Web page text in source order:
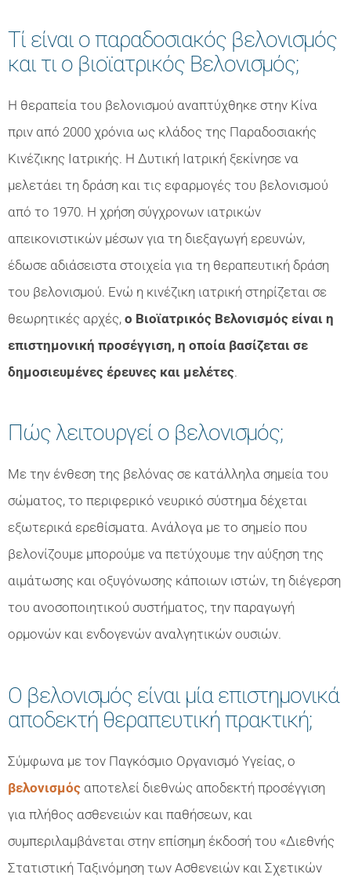
Τί είναι ο παραδοσιακός βελονισμός
και τι ο βιοϊατρικός Βελονισμός;
Η θεραπεία του βελονισμού αναπτύχθηκε στην Κίνα
πριν από 2000 χρόνια ως κλάδος της Παραδοσιακής
Κινέζικης Ιατρικής. Η Δυτική Ιατρική ξεκίνησε να
μελετάει τη δράση και τις εφαρμογές του βελονισμού
από το 1970. Η χρήση σύγχρονων ιατρικών
απεικονιστικών μέσων για τη διεξαγωγή ερευνών,
έδωσε αδιάσειστα στοιχεία για τη θεραπευτική δράση
του βελονισμού. Ενώ η κινέζικη ιατρική στηρίζεται σε
θεωρητικές αρχές, ο Βιοϊατρικός Βελονισμός είναι η
επιστημονική προσέγγιση, η οποία βασίζεται σε
δημοσιευμένες έρευνες και μελέτες.
Πώς λειτουργεί ο βελονισμός;
Με την ένθεση της βελόνας σε κατάλληλα σημεία του
σώματος, το περιφερικό νευρικό σύστημα δέχεται
εξωτερικά ερεθίσματα. Ανάλογα με το σημείο που
βελονίζουμε μπορούμε να πετύχουμε την αύξηση της
αιμάτωσης και οξυγόνωσης κάποιων ιστών, τη διέγερση
του ανοσοποιητικού συστήματος, την παραγωγή
ορμονών και ενδογενών αναλγητικών ουσιών.
Ο βελονισμός είναι μία επιστημονικά
αποδεκτή θεραπευτική πρακτική;
Σύμφωνα με τον Παγκόσμιο Οργανισμό Υγείας, ο
βελονισμός αποτελεί διεθνώς αποδεκτή προσέγγιση
για πλήθος ασθενειών και παθήσεων, και
συμπεριλαμβάνεται στην επίσημη έκδοσή του «Διεθνής
Στατιστική Ταξινόμηση των Ασθενειών και Σχετικών